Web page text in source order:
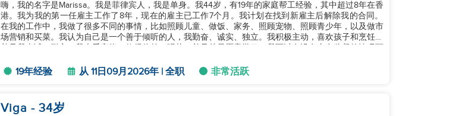
嗨，我的名字是Marissa。我是菲律宾人，我是单身。我44岁，有19年的家庭帮工经验，其中超过8年在香
港。我为我的第一任雇主工作了8年，现在的雇主已工作7个月。我计划在找到新雇主后解除我的合同。
在我的工作中，我做了很多不同的事情，比如照顾儿童、做饭、家务、照顾宠物、照顾青少年，以及做市
场营销和买菜。我认为自己是一个善于倾听的人，我勤奋、诚实、独立。我积极主动，喜欢孩子和烹饪，
19年经验 从 11日09月2026年 | 全职 非常活跃
Viga - 34岁